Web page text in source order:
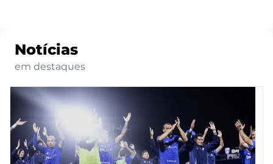
Notícias
em destaques